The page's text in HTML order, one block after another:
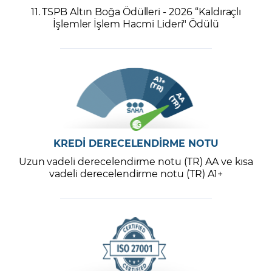
11. TSPB Altın Boğa Ödülleri - 2026 “Kaldıraçlı
İşlemler İşlem Hacmi Lideri" Ödülü
KREDİ DERECELENDİRME NOTU
Uzun vadeli derecelendirme notu (TR) AA ve kısa
vadeli derecelendirme notu (TR) A1+